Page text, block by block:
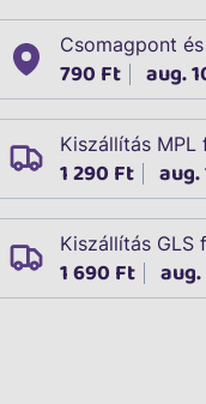
Csomagpont
790 Ft aug.
Kiszállítás
1 290 Ft aug.
Kiszállítás GLS
1 690 Ft aug.